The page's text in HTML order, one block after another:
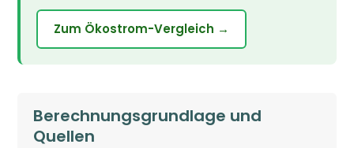
Zum Ökostrom-Vergleich →
Berechnungsgrundlage und
Quellen